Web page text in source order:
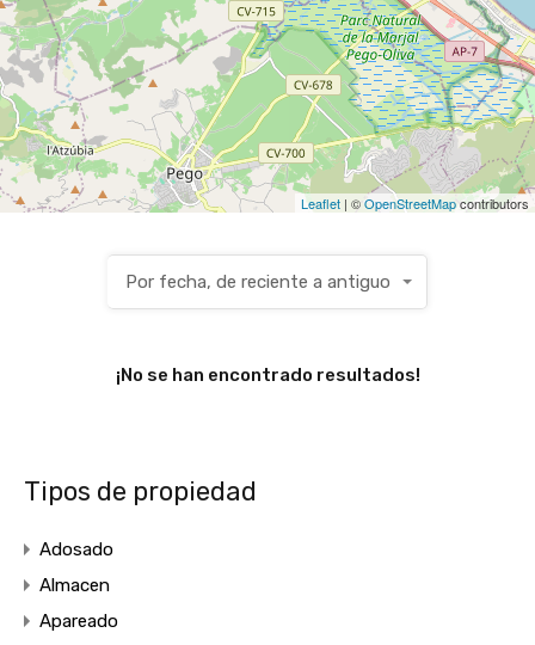
Leaflet | ©OpenStreetMapcontributors
Por fecha, de reciente a antiguo
¡No se han encontrado resultados!
Tipos de propiedad
Adosado
Almacen
Apareado